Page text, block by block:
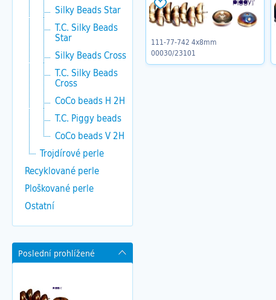
Silky Beads Star
T.C. Silky Beads
Star
Silky Beads Cross
T.C. Silky Beads
Cross
CoCo beads H 2H
T.C. Piggy beads
CoCo beads V 2H
Trojdírové perle
Recyklované perle
Ploškované perle
Ostatní
Poslední prohlížené
111-77-742 4x8mm
00030/23101